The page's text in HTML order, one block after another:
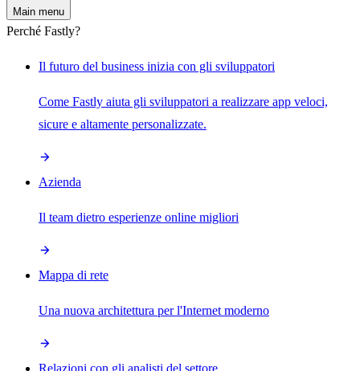
Main menu
Perché Fastly?
Il futuro del business inizia con gli sviluppatori
Come Fastly aiuta gli sviluppatori a realizzare app veloci,
sicure e altamente personalizzate.
Azienda
Il team dietro esperienze online migliori
Mappa di rete
Una nuova architettura per l'Internet moderno
Relazioni con gli analisti del settore